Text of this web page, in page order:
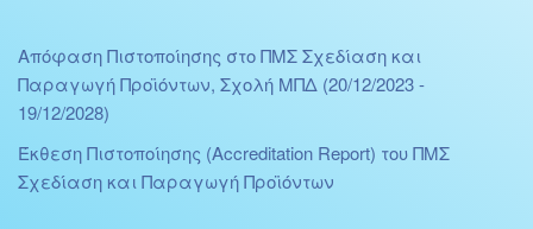
Απόφαση Πιστοποίησης στο ΠΜΣ Σχεδίαση και
Παραγωγή Προϊόντων, Σχολή ΜΠΔ (20/12/2023 -
19/12/2028)
Έκθεση Πιστοποίησης (Accreditation Report) του ΠΜΣ
Σχεδίαση και Παραγωγή Προϊόντων